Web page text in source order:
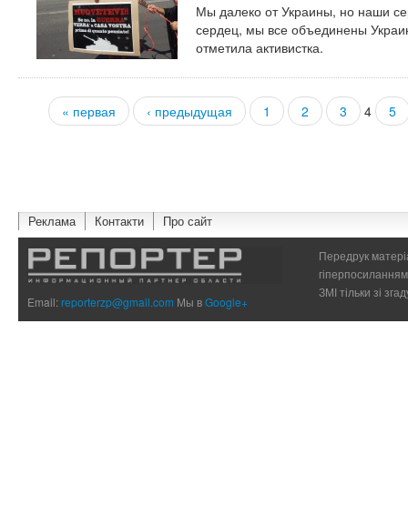
Мы далеко от Украины, но наши
сердец, мы все объединены
отметила активистка.
Страницы
« первая ‹ предыдущая 1 2 3 4 5
Реклама Контакти Про сайт
Email:reporterzp@gmail.com Мы вGoogle+
Передрук
ЗМІ тільки зі